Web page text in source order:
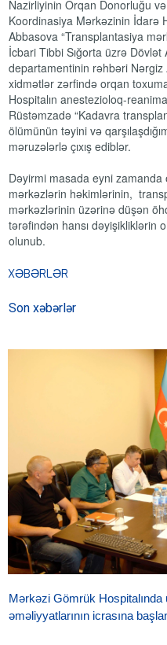
Nazirliyinin Orqan Donorluğu
Koordinasiya Mərkəzinin İdarə
Abbasova “Transplantasiya
İcbari Tibbi Sığorta üzrə
departamentinin rəhbəri Nərgiz
xidmətlər zərfində orqan
Hospitalın anestezioloq-
Rüstəmzadə “Kadavra
ölümünün təyini və
məruzələrlə çıxış ediblər.
Dəyirmi masada eyni zamanda
mərkəzlərin həkimlərinin,
mərkəzlərinin üzərinə düşən
tərəfindən hansı dəyişikliklərin
olunub.
XƏBƏRLƏR
Son xəbərlər
Mərkəzi Gömrük Hospitalında
əməliyyatlarının icrasına